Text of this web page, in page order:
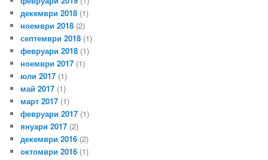
декември 2018 (1)
ноември 2018 (2)
септември 2018 (1)
февруари 2018 (1)
ноември 2017 (1)
юли 2017 (1)
май 2017 (1)
март 2017 (1)
февруари 2017 (1)
януари 2017 (2)
декември 2016 (2)
октомври 2016 (1)